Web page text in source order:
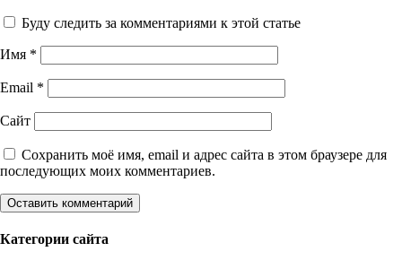
Буду следить за комментариями к этой статье
Имя *
Email *
Сайт
Сохранить моё имя, email и адрес сайта в этом браузере для
последующих моих комментариев.
Категории сайта